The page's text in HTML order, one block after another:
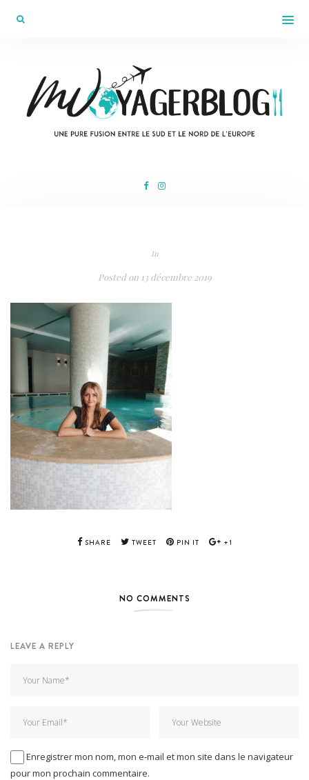
In
Posted on13 décembre 2019
SHARE TWEET PIN IT +1
NO COMMENTS
LEAVE A REPLY
Enregistrer mon nom, mon e-mail et mon site dans le navigateur
pour mon prochain commentaire.